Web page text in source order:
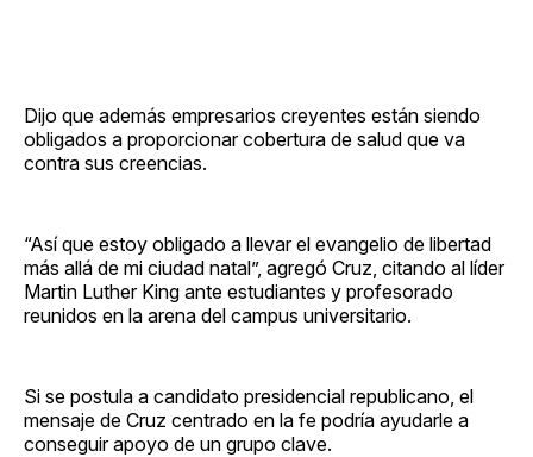
Dijo que además empresarios creyentes están siendo
obligados a proporcionar cobertura de salud que va
contra sus creencias.
“Así que estoy obligado a llevar el evangelio de libertad
más allá de mi ciudad natal”, agregó Cruz, citando al líder
Martin Luther King ante estudiantes y profesorado
reunidos en la arena del campus universitario.
Si se postula a candidato presidencial republicano, el
mensaje de Cruz centrado en la fe podría ayudarle a
conseguir apoyo de un grupo clave.